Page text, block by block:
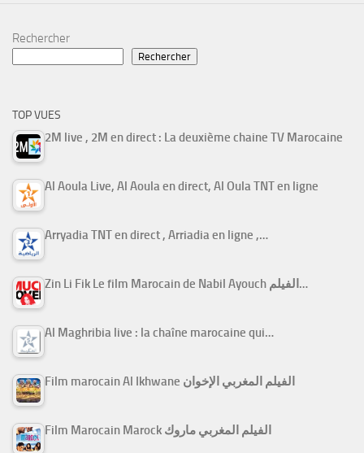
Rechercher
Rechercher
TOP VUES
2M live , 2M en direct : La deuxième chaine TV Marocaine
Al Aoula Live, Al Aoula en direct, Al Oula TNT en ligne
Arryadia TNT en direct , Arriadia en ligne ,…
Zin Li Fik Le film Marocain de Nabil Ayouch الفيلم…
Al Maghribia live : la chaîne marocaine qui…
Film marocain Al Ikhwane الفيلم المغربي الإخوان
Film Marocain Marock الفيلم المغربي ماروك